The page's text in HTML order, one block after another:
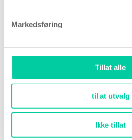
Markedsføring
Tillat alle
tillat utvalg
Ikke tillat
Fra16,00kr-
Kort utløpsdato:
Utsolgt